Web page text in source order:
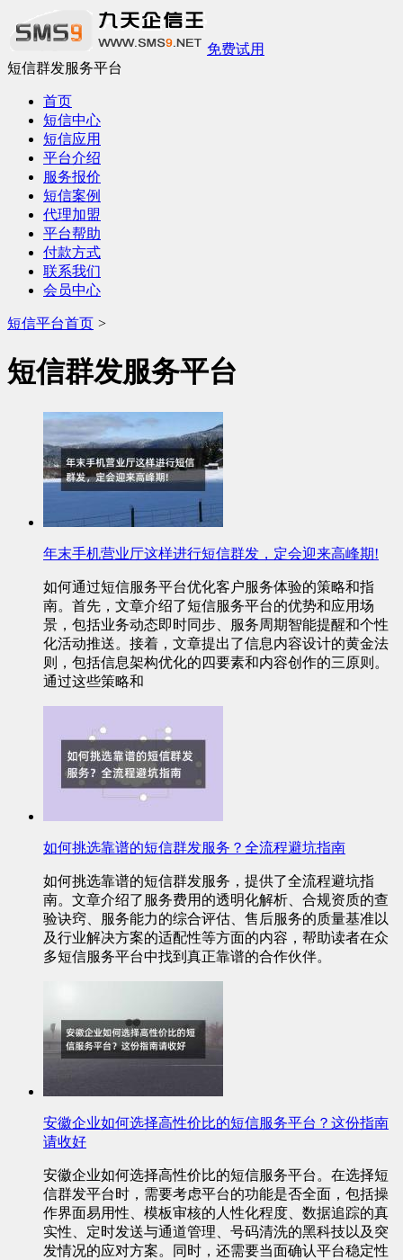
免费试用
短信群发服务平台
首页
短信中心
短信应用
平台介绍
服务报价
短信案例
代理加盟
平台帮助
付款方式
联系我们
会员中心
短信平台首页 >
短信群发服务平台
年末手机营业厅这样进行短信群发，定会迎来高峰期!
如何通过短信服务平台优化客户服务体验的策略和指
南。首先，文章介绍了短信服务平台的优势和应用场
景，包括业务动态即时同步、服务周期智能提醒和个性
化活动推送。接着，文章提出了信息内容设计的黄金法
则，包括信息架构优化的四要素和内容创作的三原则。
通过这些策略和
如何挑选靠谱的短信群发服务？全流程避坑指南
如何挑选靠谱的短信群发服务，提供了全流程避坑指
南。文章介绍了服务费用的透明化解析、合规资质的查
验诀窍、服务能力的综合评估、售后服务的质量基准以
及行业解决方案的适配性等方面的内容，帮助读者在众
多短信服务平台中找到真正靠谱的合作伙伴。
安徽企业如何选择高性价比的短信服务平台？这份指南
请收好
安徽企业如何选择高性价比的短信服务平台。在选择短
信群发平台时，需要考虑平台的功能是否全面，包括操
作界面易用性、模板审核的人性化程度、数据追踪的真
实性、定时发送与通道管理、号码清洗的黑科技以及突
发情况的应对方案。同时，还需要当面确认平台稳定性